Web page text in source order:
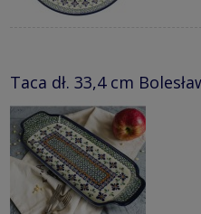
Taca dł. 33,4 cm